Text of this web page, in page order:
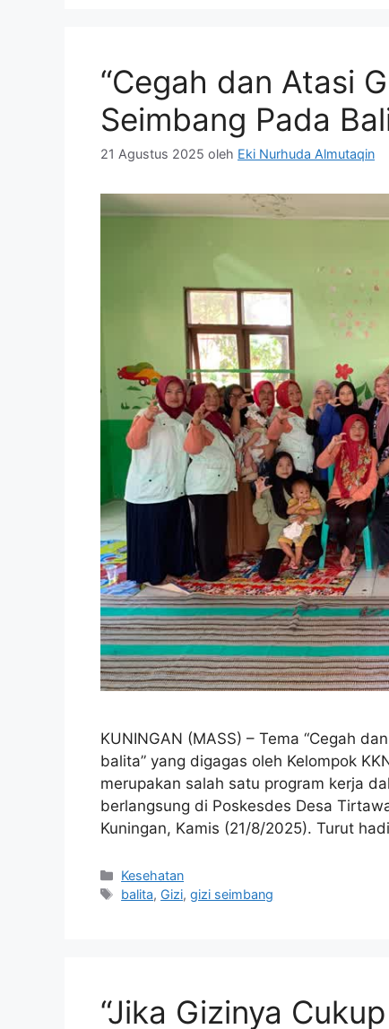
“Cegah dan Atasi
Seimbang Pada
21 Agustus 2025 oleh Eki Nurhuda Almutaqin
KUNINGAN (MASS) – Tema “Cegah
balita” yang digagas oleh Kelompok
merupakan salah satu program kerja
berlangsung di Poskesdes Desa
Kuningan, Kamis (21/8/2025). Turut
Kategori
Kesehatan
Tag
balita, Gizi,gizi seimbang
“Jika Gizinya